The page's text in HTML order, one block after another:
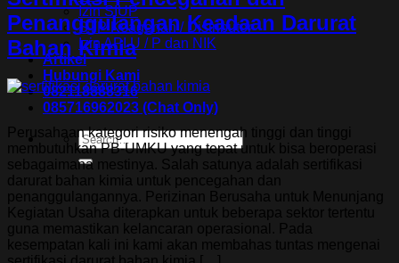
Izin SIUP
STP Keagenan / Distributor
Izin API U / P dan NIK
Artikel
Hubungi Kami
082118888316
085716962023 (Chat Only)
Penanggulangan Keadaan Darurat
Bahan Kimia
Perusahaan kategori risiko menengah tinggi dan tinggi
membutuhkan PB-UMKU yang tepat untuk bisa beroperasi
sebagaimana mestinya. Salah satunya adalah sertifikasi
darurat bahan kimia untuk pencegahan dan
penanggulangannya. Perizinan Berusaha untuk Menunjang
Kegiatan Usaha diterapkan untuk beberapa sektor tertentu
guna memastikan kelancaran operasional. Pada
kesempatan kali ini kami akan membahas tuntas mengenai